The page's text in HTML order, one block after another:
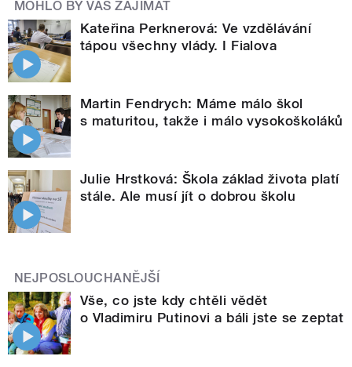
MOHLO BY VÁS ZAJÍMAT
Kateřina Perknerová: Ve vzdělávání
tápou všechny vlády. I Fialova
Martin Fendrych: Máme málo škol
s maturitou, takže i málo vysokoškoláků
Julie Hrstková: Škola základ života platí
stále. Ale musí jít o dobrou školu
NEJPOSLOUCHANĚJŠÍ
Vše, co jste kdy chtěli vědět
o Vladimiru Putinovi a báli jste se zeptat